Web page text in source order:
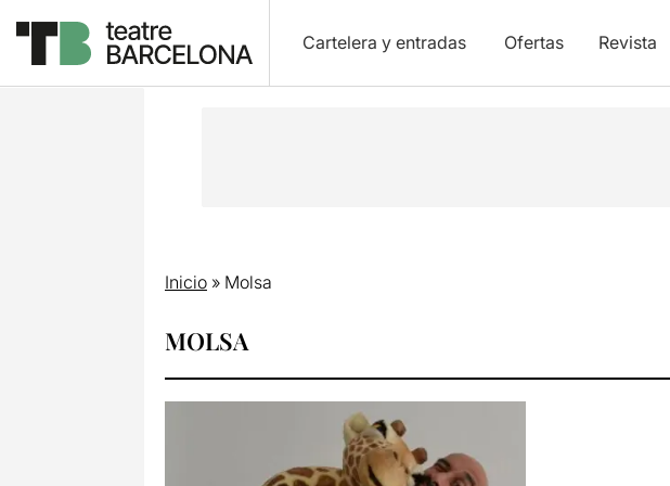
Cartelera y entradas Ofertas Revista
Inicio» Molsa
MOLSA